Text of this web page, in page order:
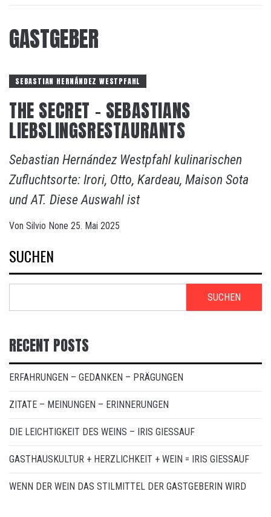
GASTGEBER
SEBASTIAN HERNÁNDEZ WESTPFAHL
THE SECRET – SEBASTIANS
LIEBSLINGSRESTAURANTS
Sebastian Hernández Westpfahl kulinarischen
Zufluchtsorte: Irori, Otto, Kardeau, Maison Sota
und AT. Diese Auswahl ist
Von Silvio None 25. Mai 2025
SUCHEN
SUCHEN
RECENT POSTS
ERFAHRUNGEN – GEDANKEN – PRÄGUNGEN
ZITATE – MEINUNGEN – ERINNERUNGEN
DIE LEICHTIGKEIT DES WEINS – IRIS GIESSAUF
GASTHAUSKULTUR + HERZLICHKEIT + WEIN = IRIS GIESSAUF
WENN DER WEIN DAS STILMITTEL DER GASTGEBERIN WIRD